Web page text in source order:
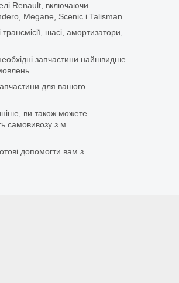
Renault, включаючи
Megane, Scenic і Talisman.
шасі, амортизатори,
запчастини найшвидше.
для вашого
ви також можете
самовивозу з м.
допомогти вам з